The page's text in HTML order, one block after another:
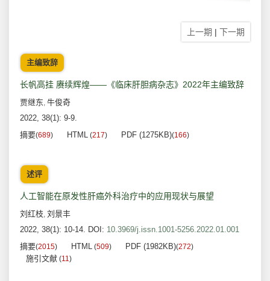
上一期 | 下一期
主编致辞
长帆高挂 赓续辉煌——《临床肝胆病杂志》2022年主编致辞
贾继东, 牛俊奇
2022, 38(1): 9-9.
摘要(689) HTML (217) PDF (1275KB)(166)
述评
人工智能在原发性肝癌外科治疗中的应用现状与展望
刘红枝, 刘景丰
2022, 38(1): 10-14. DOI: 10.3969/j.issn.1001-5256.2022.01.001
摘要(2015) HTML (509) PDF (1982KB)(272)
施引文献 (11)